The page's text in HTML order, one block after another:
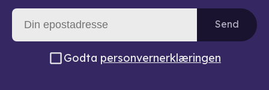
Send
Godta personvernerklæringen